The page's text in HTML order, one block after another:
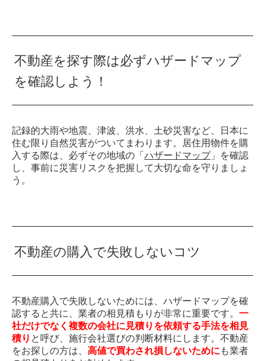
不動産を探す際は必ずハザードマップ
を確認しよう！
記録的大雨や地震、津波、洪水、土砂災害など、日本に
住む限り自然災害がついてまわります。居住用物件を購
入する際は、必ずその地域の「 ハザードマップ」を確認
し、事前に災害リスクを把握して大切な命を守りましょ
う。
不動産の購入で失敗しないコツ
不動産購入で失敗しないためには、ハザードマップを確
認すると共に、業者の相見積もりが非常に重要です。 一
社だけでなく複数の会社に見積りを依頼する手法を相見
積り と呼び、施行会社選びの判断材料にします。不動産
をお探しの方は、 高値で買わされ損しないために も業者